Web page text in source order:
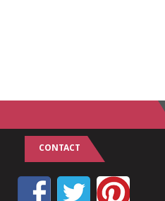
CONTACT